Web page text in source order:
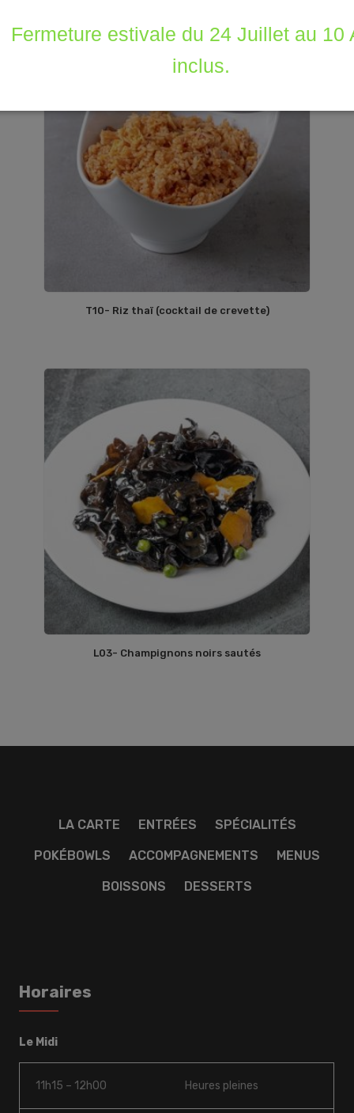
T10- Riz thaï (cocktail de crevette)
L03- Champignons noirs sautés
LA CARTE ENTRÉES SPÉCIALITÉS
POKÉBOWLS ACCOMPAGNEMENTS MENUS
BOISSONS DESSERTS
Horaires
Le Midi
11h15 – 12h00 Heures pleines
Fermeture estivale du 24 Juillet au 10
inclus.